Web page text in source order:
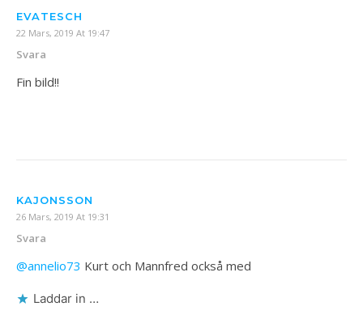
EVATESCH
22 Mars, 2019 At 19:47
Svara
Fin bild!! ️
KAJONSSON
26 Mars, 2019 At 19:31
Svara
@annelio73 Kurt och Mannfred också med
Laddar in …